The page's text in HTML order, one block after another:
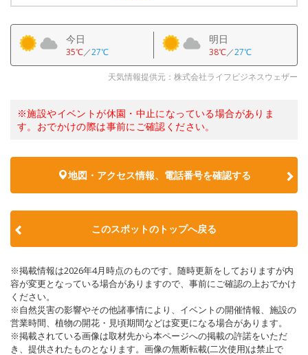
今日
35℃／27℃
明日
38℃／27℃
天気情報提供元：株式会社ライフビジネスウェザー
※施設やイベントが休園・中止になっている場合がありま
す。おでかけの際は事前にご確認ください。
地図・アクセス情報、電話番号を確認する
このスポットのトップへ戻る
※掲載情報は2026年4月時点のものです。随時更新をしておりますが内
容が変更となっている場合がありますので、事前にご確認の上おでかけ
ください。
※自然災害の影響やその他諸事情により、イベントの開催情報、施設の
営業時間、植物の開花・見頃期間などは変更になる場合があります。
※掲載されている画像は取材先から本ページへの掲載の許諾をいただ
き、提供されたものとなります。画像の無断転載(二次使用)は禁止で